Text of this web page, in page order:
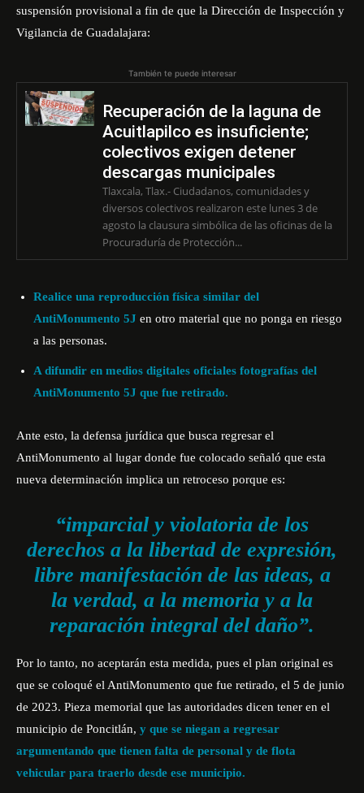
suspensión provisional a fin de que la Dirección de Inspección y
Vigilancia de Guadalajara:
También te puede interesar
Recuperación de la laguna de
Acuitlapilco es insuficiente;
colectivos exigen detener
descargas municipales
Tlaxcala, Tlax.- Ciudadanos, comunidades y
diversos colectivos realizaron este lunes 3 de
agosto la clausura simbólica de las oficinas de la
Procuraduría de Protección...
Realice una reproducción física similar del
AntiMonumento 5J en otro material que no ponga en riesgo
a las personas.
A difundir en medios digitales oficiales fotografías del
AntiMonumento 5J que fue retirado.
Ante esto, la defensa jurídica que busca regresar el
AntiMonumento al lugar donde fue colocado señaló que esta
nueva determinación implica un retroceso porque es:
“imparcial y violatoria de los
derechos a la libertad de expresión,
libre manifestación de las ideas, a
la verdad, a la memoria y a la
reparación integral del daño”.
Por lo tanto, no aceptarán esta medida, pues el plan original es
que se coloqué el AntiMonumento que fue retirado, el 5 de junio
de 2023. Pieza memorial que las autoridades dicen tener en el
municipio de Poncitlán, y que se niegan a regresar
argumentando que tienen falta de personal y de flota
vehicular para traerlo desde ese municipio.